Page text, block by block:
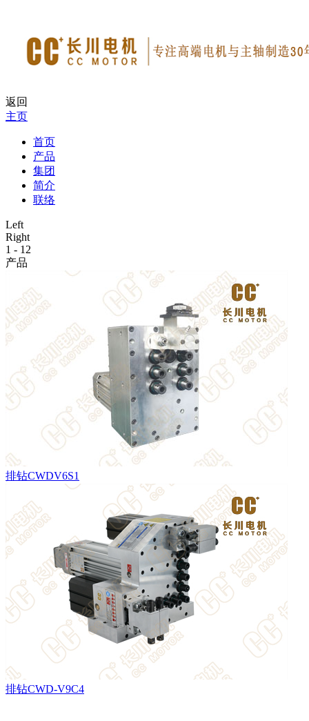
返回
主页
首页
产品
集团
简介
联络
Left
Right
1 - 12
产品
排钻CWDV6S1
排钻CWD-V9C4